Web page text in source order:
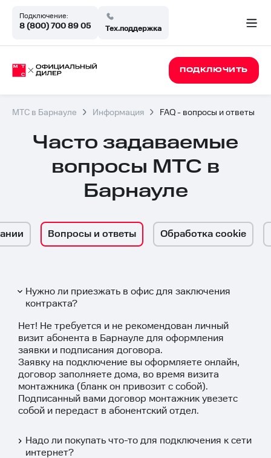
Подключение:
8 (800) 700 89 05 Тех.поддержка
ПОДКЛЮЧИТЬ
МТС в Барнауле Информация FAQ - вопросы и ответы
Часто задаваемые
вопросы МТС в
Барнауле
Вопросы и ответы Обработка cookie
Список
Нужно ли приезжать в офис для заключения
контракта?
Нет! Не требуется и не рекомендован личный
визит абонента в Барнауле для оформления
заявки и подписания договора.
Заявку на подключение вы оформляете онлайн,
договор заполняете дома, во время визита
монтажника (бланк он привозит с собой).
Подписанный вами договор монтажник увезетс
собой и передаст в абонентский отдел.
Надо ли покупать что-то для подключения к сети
интернет?